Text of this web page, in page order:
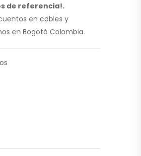
de referencia!.
en cables y
en Bogotá Colombia.